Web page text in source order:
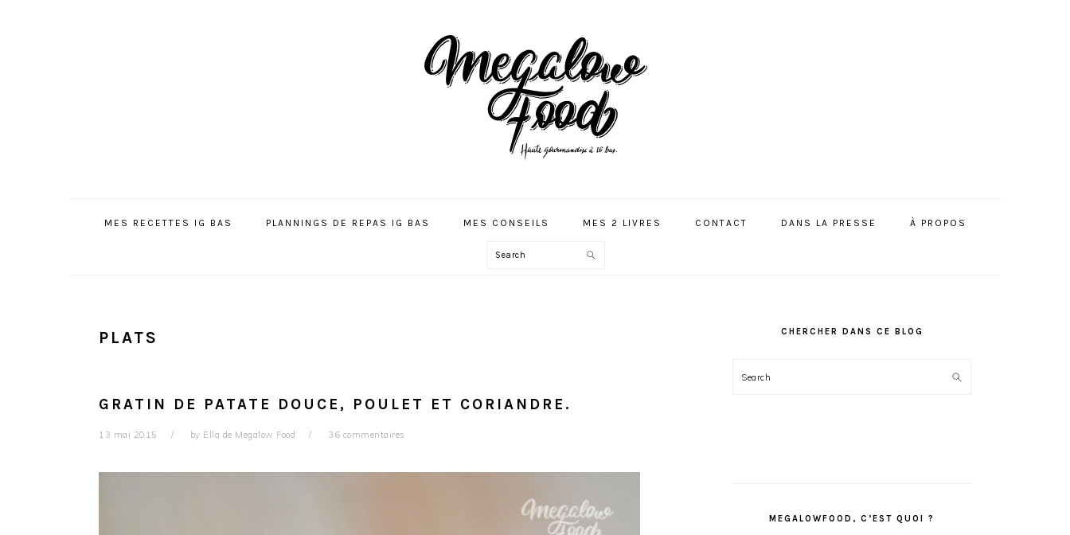
MES RECETTES IG BAS PLANNINGS DE REPAS IG BAS MES CONSEILS MES 2 LIVRES CONTACT DANS LA PRESSE À PROPOS
Search
PLATS
GRATIN DE PATATE DOUCE, POULET ET CORIANDRE.
13 mai 2015 by Ella de Megalow Food 36 commentaires
LATÉRALECHERCHER DANS CE BLOG
Search
MEGALOWFOOD, C’EST QUOI ?